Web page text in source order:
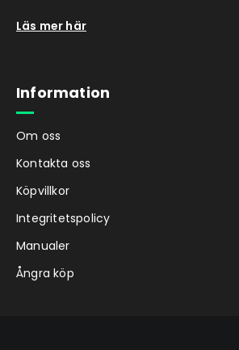
Läs mer här
Information
Om oss
Kontakta oss
Köpvillkor
Integritetspolicy
Manualer
Ångra köp